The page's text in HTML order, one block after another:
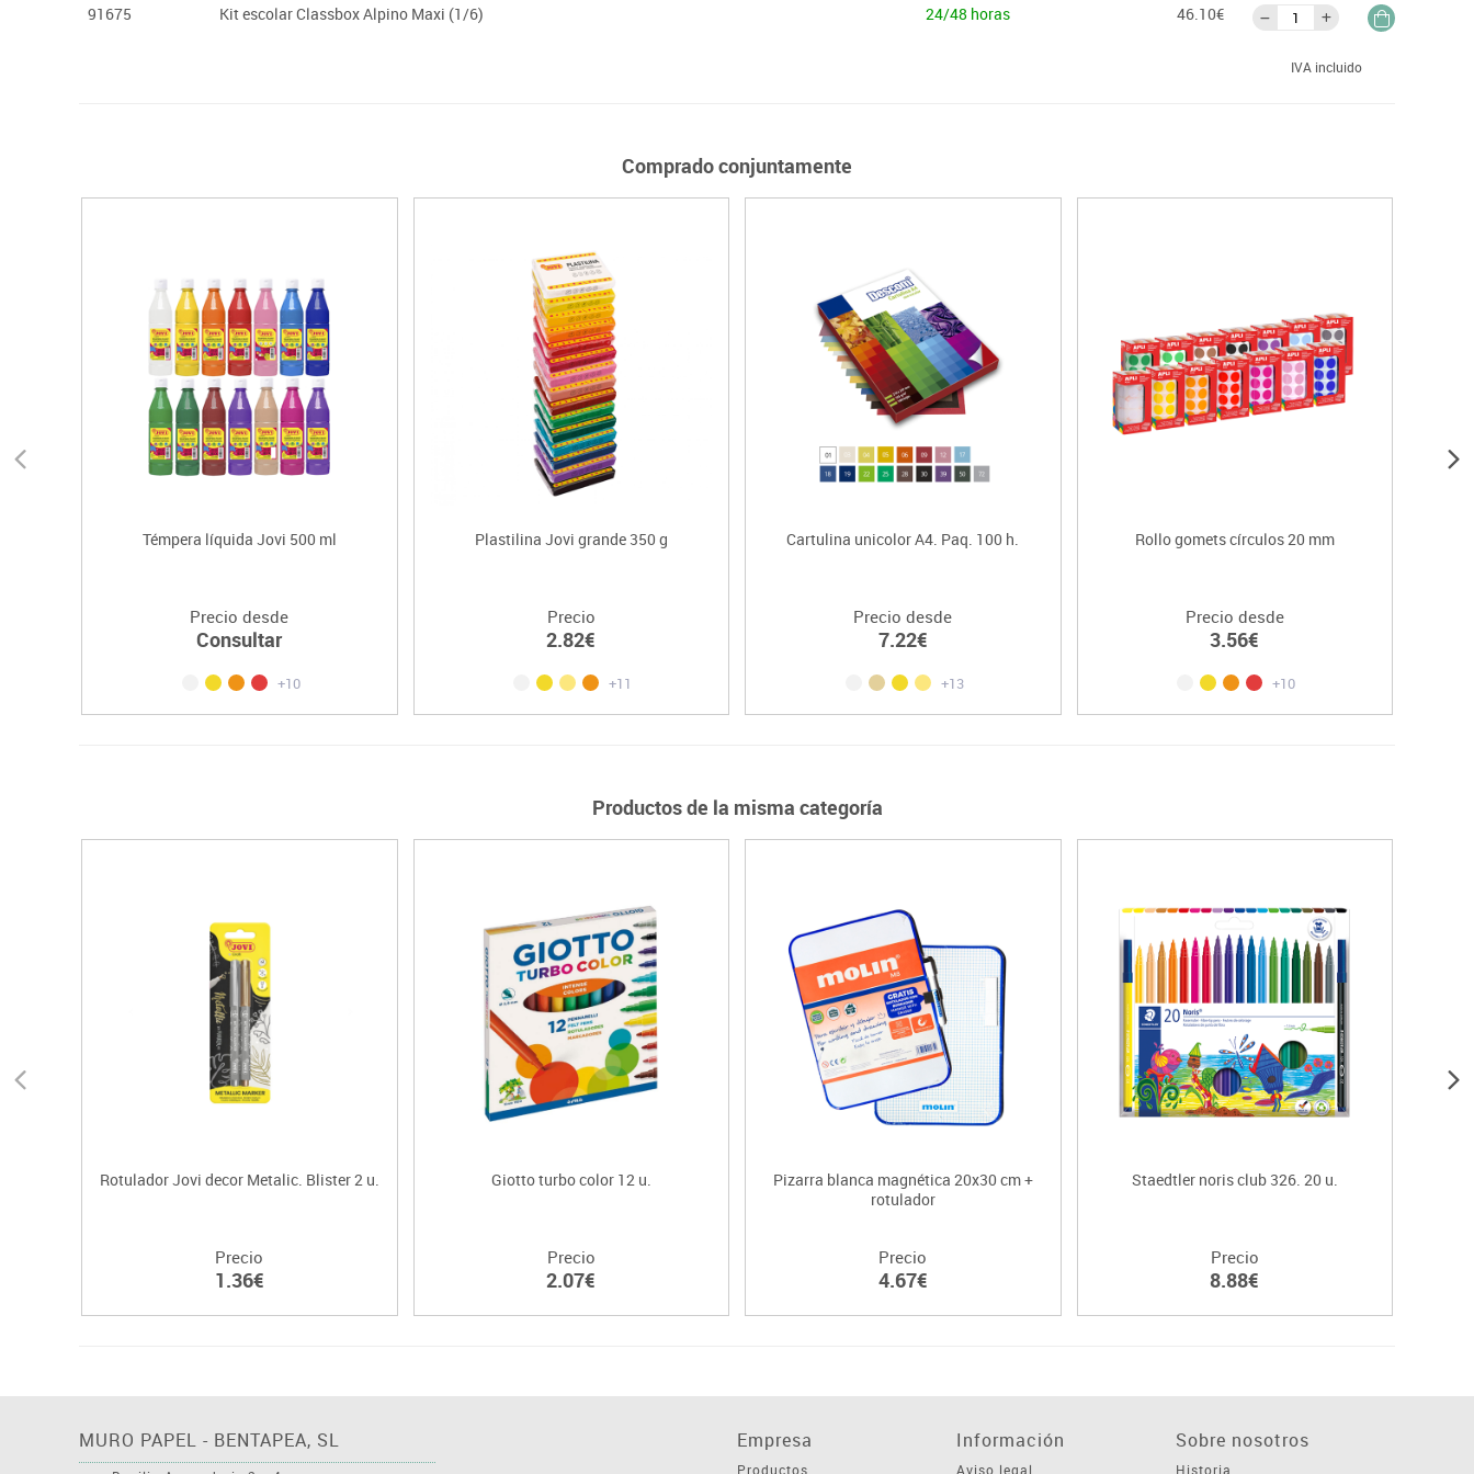
91675
Kit escolar Classbox Alpino Maxi (1/6) 24/48 horas 46.10€
IVA incluido
Comprado conjuntamente
Témpera líquida Jovi 500 ml
Precio desde
Consultar
+10
Plastilina Jovi grande 350 g
Precio
2.82€
+11
Cartulina unicolor A4. Paq. 100 h.
Precio desde
7.22€
+13
Rollo gomets círculos 20 mm
Precio desde
3.56€
+10
Productos de la misma categoría
Rotulador Jovi decor Metalic. Blister 2 u.
Precio
1.36€
Giotto turbo color 12 u.
Precio
2.07€
Pizarra blanca magnética 20x30 cm +
rotulador
Precio
4.67€
Staedtler noris club 326. 20 u.
Precio
8.88€
MURO PAPEL - BENTAPEA, SL Empresa
Productos
Información
Aviso legal
Sobre nosotros
Historia